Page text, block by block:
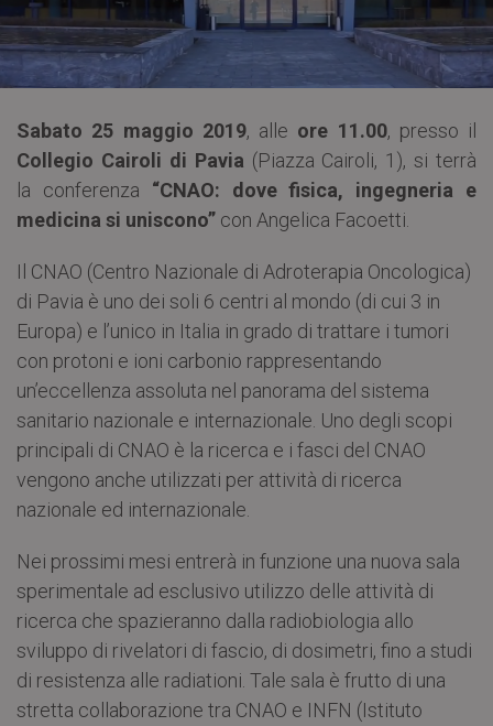
Sabato 25 maggio 2019, alle ore 11.00, presso il
Collegio Cairoli di Pavia (Piazza Cairoli, 1), si terrà
la conferenza “CNAO: dove fisica, ingegneria e
medicina si uniscono” con Angelica Facoetti.
Il CNAO (Centro Nazionale di Adroterapia Oncologica)
di Pavia è uno dei soli 6 centri al mondo (di cui 3 in
Europa) e l’unico in Italia in grado di trattare i tumori
con protoni e ioni carbonio rappresentando
un’eccellenza assoluta nel panorama del sistema
sanitario nazionale e internazionale. Uno degli scopi
principali di CNAO è la ricerca e i fasci del CNAO
vengono anche utilizzati per attività di ricerca
nazionale ed internazionale.
Nei prossimi mesi entrerà in funzione una nuova sala
sperimentale ad esclusivo utilizzo delle attività di
ricerca che spazieranno dalla radiobiologia allo
sviluppo di rivelatori di fascio, di dosimetri, fino a studi
di resistenza alle radiationi. Tale sala è frutto di una
stretta collaborazione tra CNAO e INFN (Istituto